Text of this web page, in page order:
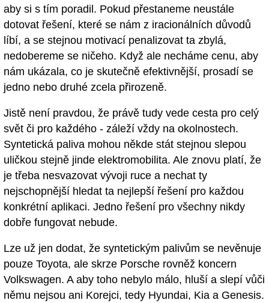
aby si s tím poradil. Pokud přestaneme neustále
dotovat řešení, které se nám z iracionálních důvodů
líbí, a se stejnou motivací penalizovat ta zbylá,
nedobereme se ničeho. Když ale necháme cenu, aby
nám ukázala, co je skutečně efektivnější, prosadí se
jedno nebo druhé zcela přirozeně.
Jistě není pravdou, že právě tudy vede cesta pro celý
svět či pro každého - záleží vždy na okolnostech.
Syntetická paliva mohou někde stát stejnou slepou
uličkou stejně jinde elektromobilita. Ale znovu platí, že
je třeba nesvazovat vývoji ruce a nechat ty
nejschopnější hledat ta nejlepší řešení pro každou
konkrétní aplikaci. Jedno řešení pro všechny nikdy
dobře fungovat nebude.
Lze už jen dodat, že syntetickým palivům se nevěnuje
pouze Toyota, ale skrze Porsche rovněž koncern
Volkswagen. A aby toho nebylo málo, hluší a slepí vůči
němu nejsou ani Korejci, tedy Hyundai, Kia a Genesis.